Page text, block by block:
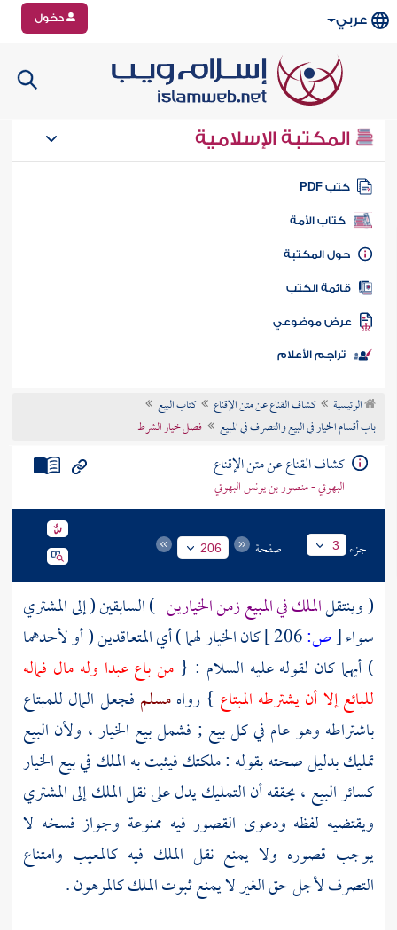
عربي دخول
المكتبة الإسلامية
كتب PDF
كتاب الأمة
المكتبة
الكتب
موضوعي
تراجم الأعلام
الرئيسية كشاف القناع عن متن الإقناع
كتاب البيع
باب أقسام الخيار في البيع والتصرف في المبيع
فصل خيار الشرط
كشاف القناع عن متن الإقناع
البهوتي - منصور بن يونس البهوتي
جزء 3 صفحة 206
( وينتقلالملك في المبيع زمن الخيارين ) السابقين ( إلى المشتري
سواء[ص:
كان الخيار لهما ) أي المتعاقدين ( أو لأحدهما
) أيهما كان لقوله عليه السلام : { من باع عبدا وله مال فماله
للبائع إلا أن يشترطه المبتاع } رواهمسلم فجعل المال للمبتاع
باشتراطه وهو عام في كل بيع ; فشمل بيع الخيار ، ولأن البيع
تمليك بدليل صحته بقوله : ملكتك فيثبت به الملك في بيع الخيار
كسائر البيع ، يحققه أن التمليك يدل على نقل الملك إلى المشتري
ويقتضيه لفظه ودعوى القصور فيه ممنوعة وجواز فسخه لا
يوجب قصوره ولا يمنع نقل الملك فيه كالمعيب وامتناع
التصرف لأجل حق الغير لا يمنع ثبوت الملك كالمرهون .